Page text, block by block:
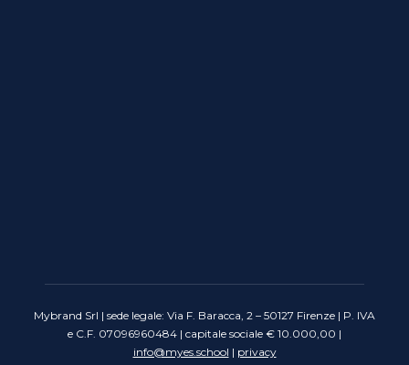
Mybrand Srl | sede legale: Via F. Baracca, 2 – 50127 Firenze | P. IVA
e C.F. 07096960484 | capitale sociale € 10.000,00 |
info@myes.school | privacy